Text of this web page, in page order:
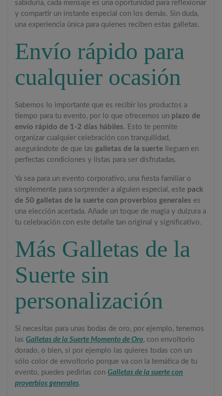
sabiduría, cada mensaje es una oportunidad para reflexionar
y compartir un instante especial con los demás. Sin duda,
una experiencia única para quienes reciben estas galletas.
Envío rápido para
cualquier ocasión
Sabemos lo importante que es recibir los productos a
tiempo para tu evento, por lo que ofrecemos un plazo de
envío rápido de 1-2 días hábiles. Esto te permite
organizar cualquier celebración con tranquilidad,
asegurándote de que las galletas de la suerte lleguen en
perfectas condiciones y listas para ser disfrutadas.
Ya sea para un evento corporativo, una fiesta familiar o
simplemente para sorprender a alguien especial, este pack
de 50 galletas de la suerte con proverbios generales es
una elección acertada. Añade un toque de magia y dulzura a
tu celebración con este detalle tan original y significativo.
Más Galletas de la
Suerte sin
personalización
Si necesitas para unas bodas de oro, por ejemplo, tenemos
lasGalletas de la Suerte Momento de Oro, con envoltorio
dorado, o bien, si por ejemplo las quieres todas con un
sólo color de envoltorio porque va con la temática de tu
evento, puedes pedirlas conGalletas de la suerte con
proverbios generales.